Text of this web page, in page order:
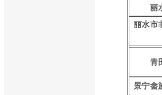
丽
丽水市
青
景宁畲